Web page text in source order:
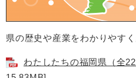
県の歴史や産業をわかりやすく
わたしたちの福岡県（全